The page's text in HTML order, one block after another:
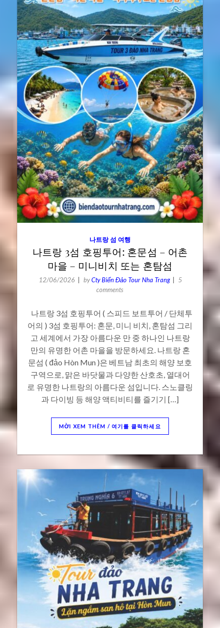
나트랑 섬 여행
나트랑 3섬 호핑투어: 혼문섬 – 어촌
마을 – 미니비치 또는 혼탐섬
12/06/2026 byCty Biển Đảo Tour Nha Trang
5
comments
나트랑 3섬 호핑투어 ( 스피드 보트투어 / 단체투
어의 ) 3섬 호핑투어: 혼문, 미니 비치, 혼탐섬 그리
고 세계에서 가장 아름다운 만 중 하나인 나트랑
만의 유명한 어촌 마을을 방문하세요. 나트랑 혼
문섬 ( đảo Hòn Mun )은 베트남 최초의 해양 보호
구역으로, 맑은 바닷물과 다양한 산호초, 열대어
로 유명한 나트랑의 아름다운 섬입니다. 스노클링
과 다이빙 등 해양 액티비티를 즐기기 […]
MỜI XEM THÊM / 여기를 클릭하세요